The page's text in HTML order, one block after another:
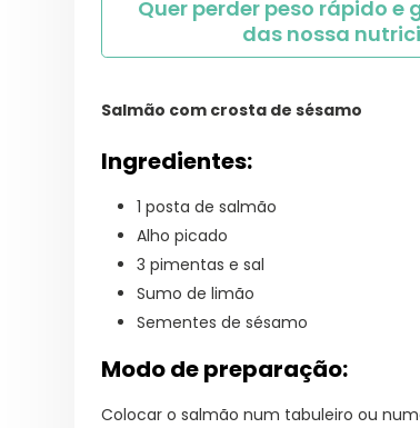
Quer perder peso rápido
das nossa
Salmão com crosta de sésamo
Ingredientes:
1 posta de salmão
Alho picado
3 pimentas e sal
Sumo de limão
Sementes de sésamo
Modo de preparação:
Colocar o salmão num tabuleiro ou